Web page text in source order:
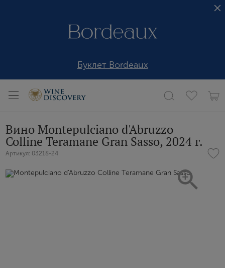
Буклет Bordeaux
Вино Montepulciano d'Abruzzo
Colline Teramane Gran Sasso, 2024 г.
Артикул: 03218-24